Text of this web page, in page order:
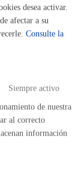
desea activar.
afectar a su
Consulte la
Siempre activo
de nuestra
al correcto
información